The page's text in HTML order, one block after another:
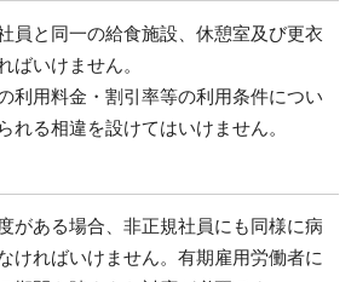
員と同一の給食施設、休憩室及び更衣
ばいけません。
利用料金・割引率等の利用条件につい
れる相違を設けてはいけません。
がある場合、非正規社員にも同様に病
ければいけません。有期雇用労働者に